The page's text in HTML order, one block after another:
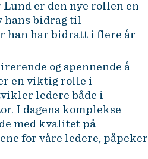
er den nye rollen en
hans bidrag til
han har bidratt i flere år
og spennende å
en viktig rolle i
ledere både i
I dagens komplekse
med kvalitet på
for våre ledere, påpeker